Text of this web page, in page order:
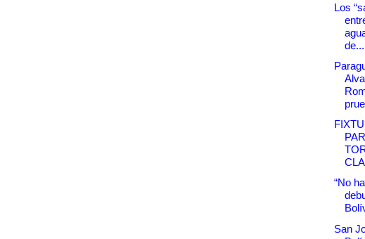
Los
de...
“No
San